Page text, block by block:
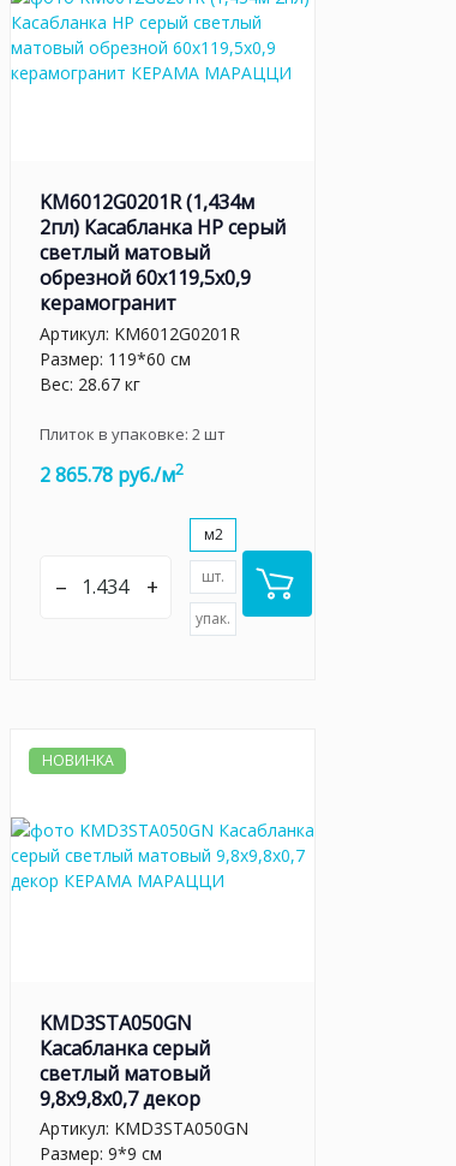
KM6012G0201R (1,434м
2пл) Касабланка HP серый
светлый матовый
обрезной 60x119,5x0,9
керамогранит
Артикул: KM6012G0201R
Размер: 119*60 см
Вес: 28.67 кг
Плиток в упаковке: 2 шт
2 865.78 руб./м2
– +
м2
шт.
упак.
НОВИНКА
KMD3STA050GN
Касабланка серый
светлый матовый
9,8x9,8x0,7 декор
Артикул: KMD3STA050GN
Размер: 9*9 см